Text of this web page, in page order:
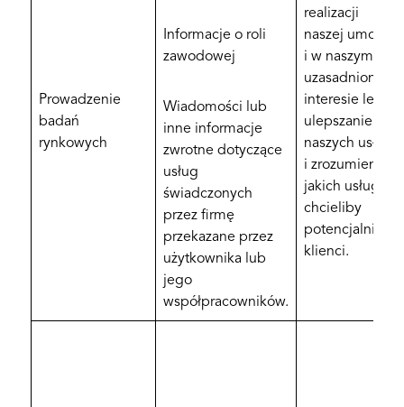
Prowadzenie
badań
rynkowych
Informacje o roli
zawodowej
Wiadomości lub
inne informacje
zwrotne dotyczące
usług
świadczonych
przez firmę
przekazane przez
użytkownika lub
jego
współpracowników.
realizacji
naszej umowy
i w naszym
uzasadnionym
interesie leży
ulepszanie
naszych usług
i zrozumienie,
jakich usług
chcieliby
potencjalni
klienci.